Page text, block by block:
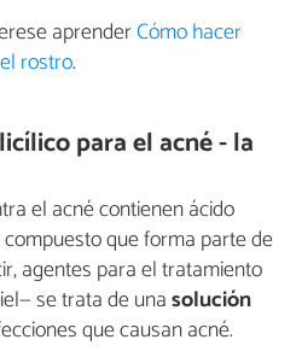
aprenderCómo hacer
rostro.
para el acné - la
el acné contienen ácido
que forma parte de
agentes para el tratamiento
se trata de unasolución
que causan acné.